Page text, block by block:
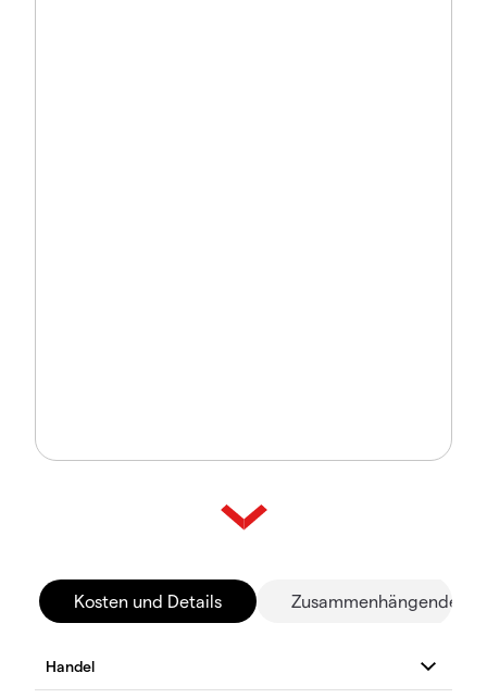
Kosten und Details Zusammenhängende